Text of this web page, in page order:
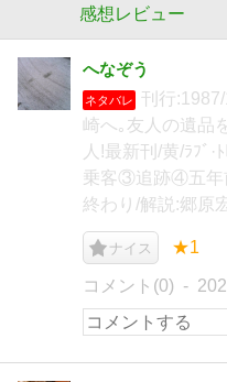
感想レビュー
へなぞう
ネタバレ
刊行
崎へ｡友人の遺品
人!最新刊/黄/ﾗﾌﾞ
乗客③追跡④五年
終わり/解説:郷原
ナイス ★1
コメント(0)